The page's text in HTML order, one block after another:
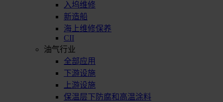
入坞维修
新造船
海上维修保养
CII
油气行业
全部应用
下游设施
上游设施
保温层下防腐和高温涂料